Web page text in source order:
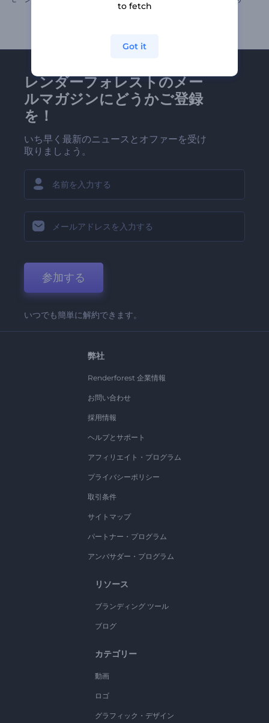
レンダーフォレストのメー
ルマガジンにどうかご登録
を！
いち早く最新のニュースとオファーを受け
取りましょう。
参加する
いつでも簡単に解約できます。
弊社
Renderforest 企業情報
お問い合わせ
採用情報
ヘルプとサポート
アフィリエイト・プログラム
プライバシーポリシー
取引条件
サイトマップ
パートナー・プログラム
アンバサダー・プログラム
リソース
ブランディング ツール
ブログ
カテゴリー
動画
ロゴ
グラフィック・デザイン
to fetch
Got it